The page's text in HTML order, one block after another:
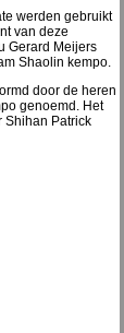
werden gebruikt
van deze
Gerard Meijers
Shaolin kempo.
door de heren
genoemd. Het
Shihan Patrick